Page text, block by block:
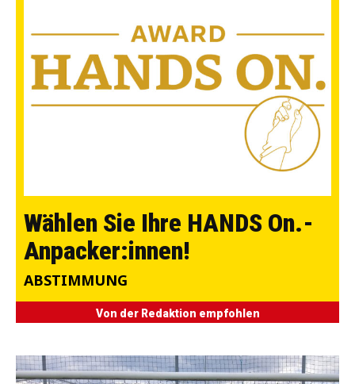
Wählen Sie Ihre HANDS On.-
Anpacker:innen!
ABSTIMMUNG
Von der Redaktion empfohlen